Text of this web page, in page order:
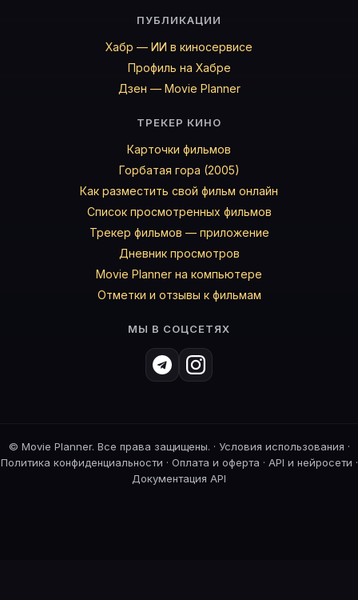
ПУБЛИКАЦИИ
Хабр — ИИ в киносервисе
Профиль на Хабре
Дзен — Movie Planner
ТРЕКЕР КИНО
Карточки фильмов
Горбатая гора (2005)
Как разместить свой фильм онлайн
Список просмотренных фильмов
Трекер фильмов — приложение
Дневник просмотров
Movie Planner на компьютере
Отметки и отзывы к фильмам
МЫ В СОЦСЕТЯХ
© Movie Planner. Все права защищены. · Условия использования ·
Политика конфиденциальности · Оплата и оферта · API и нейросети ·
Документация API